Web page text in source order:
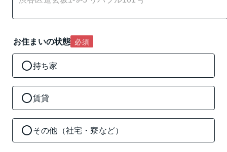
お住まいの状態 必須
持ち家
賃貸
その他（社宅・寮など）